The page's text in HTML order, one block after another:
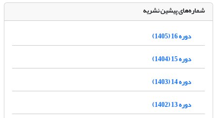
شماره‌های پیشین نشریه
دوره 16 (1405)
دوره 15 (1404)
دوره 14 (1403)
دوره 13 (1402)